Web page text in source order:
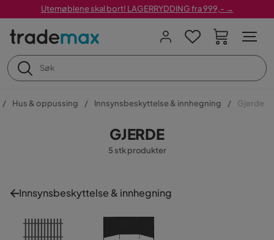
Utemøblene skal bort! LAGERRYDDING fra 999,- →
Hus & oppussing Innsynsbeskyttelse & innhegning Gjerde
GJERDE
5 stk produkter
Innsynsbeskyttelse & innhegning